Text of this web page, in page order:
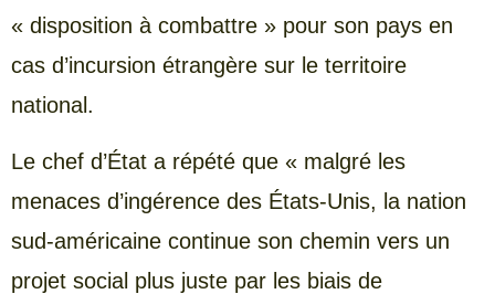
« disposition à combattre » pour son pays en
cas d’incursion étrangère sur le territoire
national.
Le chef d’État a répété que « malgré les
menaces d’ingérence des États-Unis, la nation
sud-américaine continue son chemin vers un
projet social plus juste par les biais de